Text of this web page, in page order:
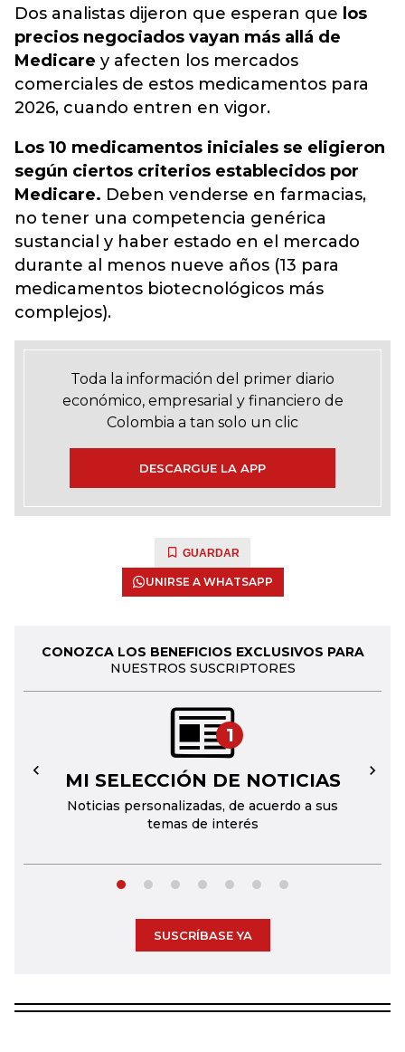
Dos analistas dijeron que esperan que los
precios negociados vayan más allá de
Medicare y afecten los mercados
comerciales de estos medicamentos para
2026, cuando entren en vigor.
Los 10 medicamentos iniciales se eligieron
según ciertos criterios establecidos por
Medicare. Deben venderse en farmacias,
no tener una competencia genérica
sustancial y haber estado en el mercado
durante al menos nueve años (13 para
medicamentos biotecnológicos más
complejos).
Toda la información del primer diario
económico, empresarial y financiero de
Colombia a tan solo un clic
DESCARGUE LA APP
GUARDAR
UNIRSE A WHATSAPP
CONOZCA LOS BENEFICIOS EXCLUSIVOS PARA
NUESTROS SUSCRIPTORES
1
MI SELECCIÓN DE NOTICIAS
Noticias personalizadas, de acuerdo a sus
temas de interés
← →
SUSCRÍBASE YA